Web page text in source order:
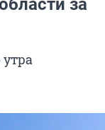
за